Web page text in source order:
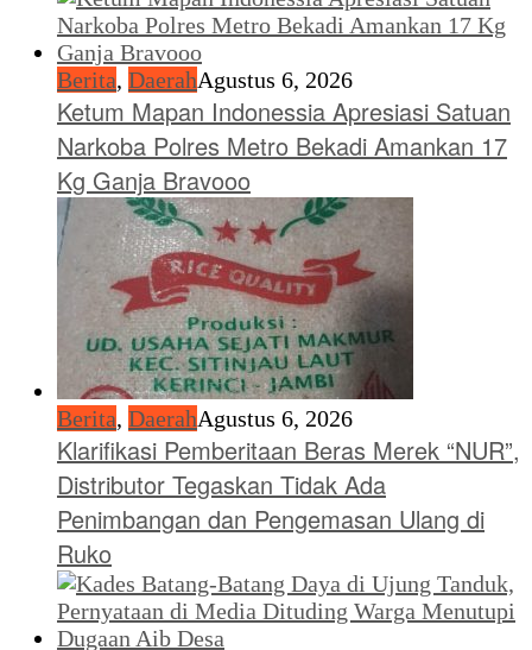
Berita, DaerahAgustus 6, 2026
Ketum Mapan Indonessia Apresiasi Satuan
Narkoba Polres Metro Bekadi Amankan 17
Kg Ganja Bravooo
Berita, DaerahAgustus 6, 2026
Klarifikasi Pemberitaan Beras Merek “NUR”,
Distributor Tegaskan Tidak Ada
Penimbangan dan Pengemasan Ulang di
Ruko